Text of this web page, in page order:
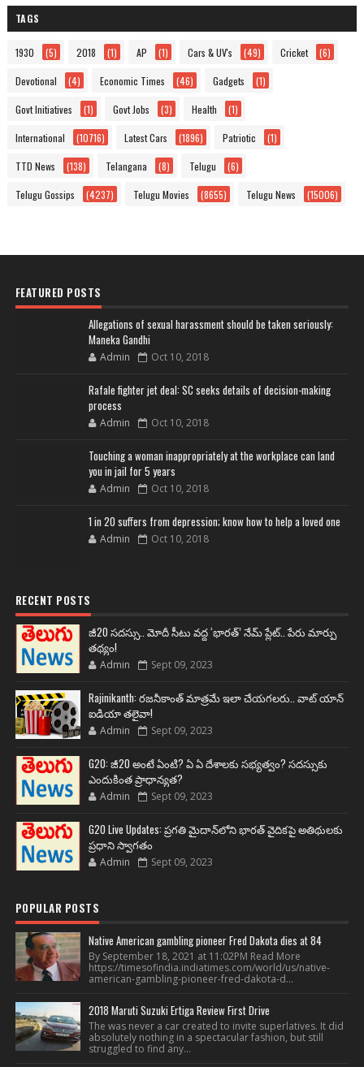
TAGS
1930 (5) 2018 (1) AP (1) Cars & UV's (49) Cricket (6)
Devotional (4) Economic Times (46) Gadgets (1)
Govt Initiatives (1) Govt Jobs (3) Health (1)
International (10716) Latest Cars (1896) Patriotic (1)
TTD News (138) Telangana (8) Telugu (6)
Telugu Gossips (4237) Telugu Movies (8655) Telugu News (15006)
FEATURED POSTS
Allegations of sexual harassment should be taken seriously:
Maneka Gandhi
Admin Oct 10, 2018
Rafale fighter jet deal: SC seeks details of decision-making
process
Admin Oct 10, 2018
Touching a woman inappropriately at the workplace can land
you in jail for 5 years
Admin Oct 10, 2018
1 in 20 suffers from depression; know how to help a loved one
Admin Oct 10, 2018
RECENT POSTS
జీ20 సదస్సు.. మోదీ సీటు వద్ద ‘భారత్’ నేమ్ ప్లేట్‌.. పేరు మార్పు
తథ్యం!
Admin Sept 09, 2023
Rajinikanth: రజనీకాంత్ మాత్రమే ఇలా చేయగలరు.. వాట్ యాన్
ఐడియా తలైవా!
Admin Sept 09, 2023
G20: జీ20 అంటే ఏంటి? ఏ ఏ దేశాలకు సభ్యత్వం? సదస్సుకు
ఎందుకింత ప్రాధాన్యత?
Admin Sept 09, 2023
G20 Live Updates: ప్రగతి మైదాన్‌లోని భారత్ వైదికపై అతిథులకు
ప్రధాని స్వాగతం
Admin Sept 09, 2023
POPULAR POSTS
Native American gambling pioneer Fred Dakota dies at 84
By September 18, 2021 at 11:02PM Read More
https://timesofindia.indiatimes.com/world/us/native-
american-gambling-pioneer-fred-dakota-d...
2018 Maruti Suzuki Ertiga Review First Drive
The was never a car created to invite superlatives. It did
absolutely nothing in a spectacular fashion, but still
struggled to find any...